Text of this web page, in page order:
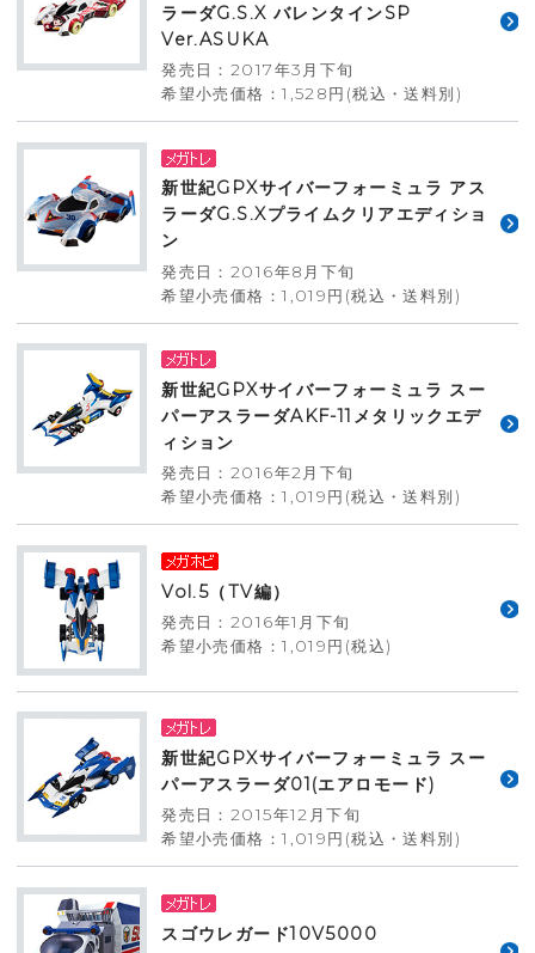
ラーダG.S.X バレンタインSP
Ver.ASUKA
発売日：2017年3月下旬
希望小売価格：1,528円(税込・送料別)
新世紀GPXサイバーフォーミュラ アス
ラーダG.S.Xプライムクリアエディショ
ン
発売日：2016年8月下旬
希望小売価格：1,019円(税込・送料別)
新世紀GPXサイバーフォーミュラ スー
パーアスラーダAKF-11メタリックエデ
ィション
発売日：2016年2月下旬
希望小売価格：1,019円(税込・送料別)
Vol.5（TV編）
発売日：2016年1月下旬
希望小売価格：1,019円(税込)
新世紀GPXサイバーフォーミュラ スー
パーアスラーダ01(エアロモード)
発売日：2015年12月下旬
希望小売価格：1,019円(税込・送料別)
スゴウレガード10V5000